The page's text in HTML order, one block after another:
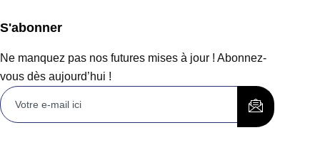
S'abonner
Ne manquez pas nos futures mises à jour ! Abonnez-
vous dès aujourd’hui !